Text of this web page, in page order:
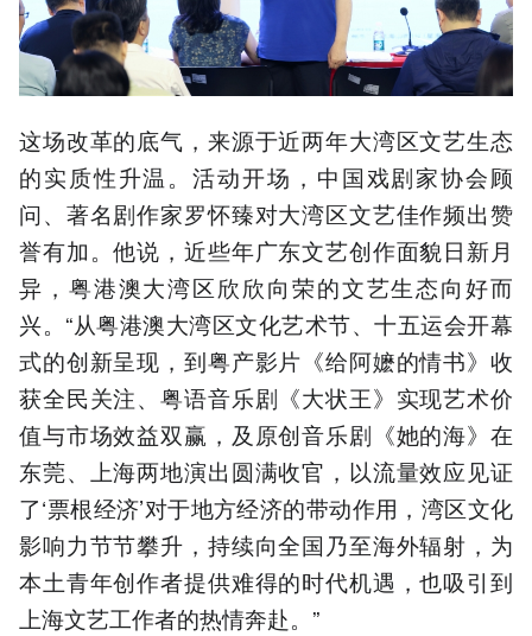
这场改革的底气，来源于近两年大湾区文艺生态
的实质性升温。活动开场，中国戏剧家协会顾
问、著名剧作家罗怀臻对大湾区文艺佳作频出赞
誉有加。他说，近些年广东文艺创作面貌日新月
异，粤港澳大湾区欣欣向荣的文艺生态向好而
兴。“从粤港澳大湾区文化艺术节、十五运会开幕
式的创新呈现，到粤产影片《给阿嬷的情书》收
获全民关注、粤语音乐剧《大状王》实现艺术价
值与市场效益双赢，及原创音乐剧《她的海》在
东莞、上海两地演出圆满收官，以流量效应见证
了‘票根经济’对于地方经济的带动作用，湾区文化
影响力节节攀升，持续向全国乃至海外辐射，为
本土青年创作者提供难得的时代机遇，也吸引到
上海文艺工作者的热情奔赴。”